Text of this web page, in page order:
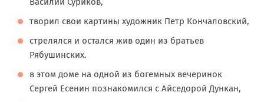
творил свои картины художник Петр Кончаловский,
стрелялся и остался жив один из братьев
Рябушинских.
в этом доме на одной из богемных вечеринок
Сергей Есенин познакомился с Айседорой Дункан,